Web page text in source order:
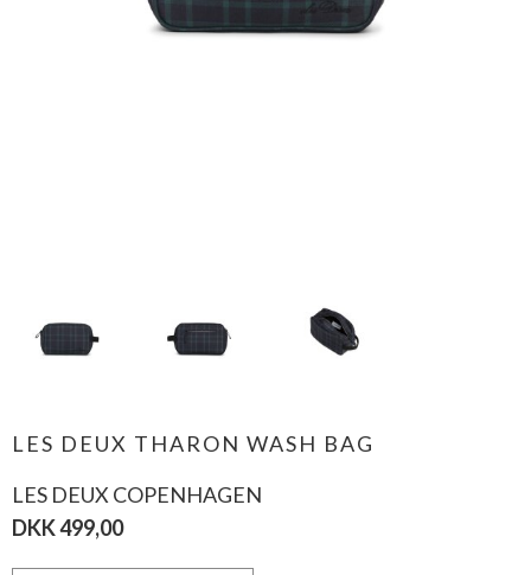
LES DEUX THARON WASH BAG
LES DEUX COPENHAGEN
DKK 499,00